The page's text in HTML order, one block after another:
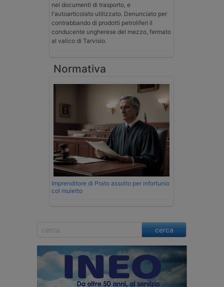
nei documenti di trasporto, e
l'autoarticolato utilizzato. Denunciato per
contrabbando di prodotti petroliferi il
conducente ungherese del mezzo, fermato
al valico di Tarvisio.
Normativa
Imprenditore di Prato assolto per infortunio
col muletto
cerca